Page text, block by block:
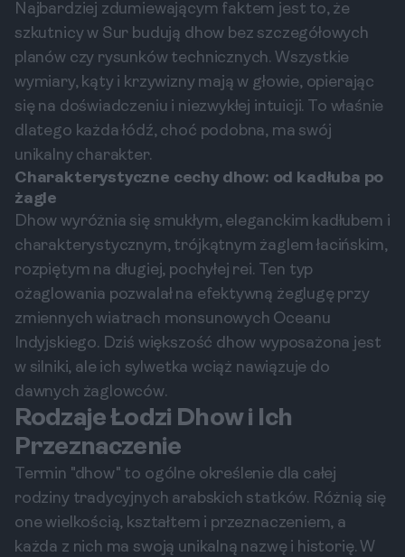
Najbardziej zdumiewającym faktem jest to, że
szkutnicy w Sur budują dhow bez szczegółowych
planów czy rysunków technicznych. Wszystkie
wymiary, kąty i krzywizny mają w głowie, opierając
się na doświadczeniu i niezwykłej intuicji. To właśnie
dlatego każda łódź, choć podobna, ma swój
unikalny charakter.
Charakterystyczne cechy dhow: od kadłuba po
żagle
Dhow wyróżnia się smukłym, eleganckim kadłubem i
charakterystycznym, trójkątnym żaglem łacińskim,
rozpiętym na długiej, pochyłej rei. Ten typ
ożaglowania pozwalał na efektywną żeglugę przy
zmiennych wiatrach monsunowych Oceanu
Indyjskiego. Dziś większość dhow wyposażona jest
w silniki, ale ich sylwetka wciąż nawiązuje do
dawnych żaglowców.
Rodzaje Łodzi Dhow i Ich
Przeznaczenie
Termin "dhow" to ogólne określenie dla całej
rodziny tradycyjnych arabskich statków. Różnią się
one wielkością, kształtem i przeznaczeniem, a
każda z nich ma swoją unikalną nazwę i historię. W